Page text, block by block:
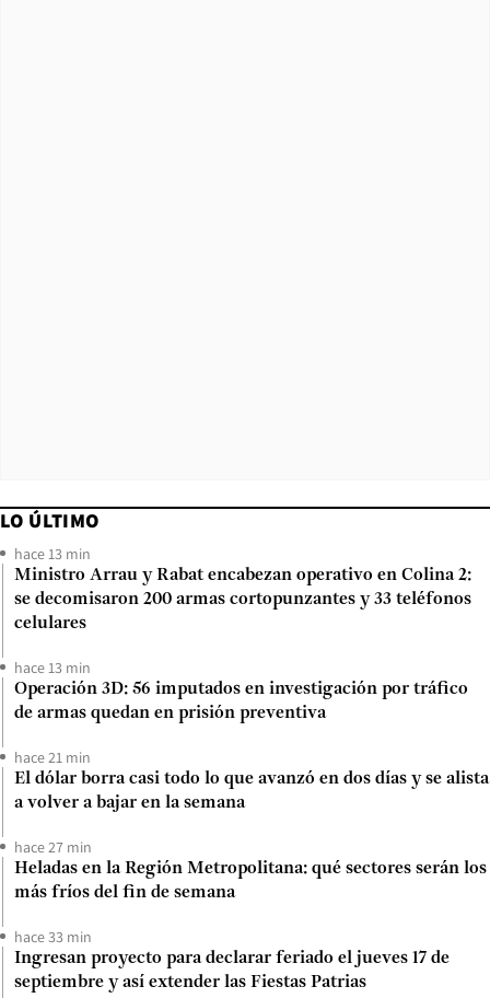
LO ÚLTIMO
hace 13 min
Ministro Arrau y Rabat encabezan operativo en Colina 2:
se decomisaron 200 armas cortopunzantes y 33 teléfonos
celulares
hace 13 min
Operación 3D: 56 imputados en investigación por tráfico
de armas quedan en prisión preventiva
hace 21 min
El dólar borra casi todo lo que avanzó en dos días y se alista
a volver a bajar en la semana
hace 27 min
Heladas en la Región Metropolitana: qué sectores serán los
más fríos del fin de semana
hace 33 min
Ingresan proyecto para declarar feriado el jueves 17 de
septiembre y así extender las Fiestas Patrias